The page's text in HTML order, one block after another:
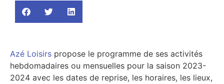
Azé Loisirs propose le programme de ses activités
hebdomadaires ou mensuelles pour la saison 2023-
2024 avec les dates de reprise, les horaires, les lieux,